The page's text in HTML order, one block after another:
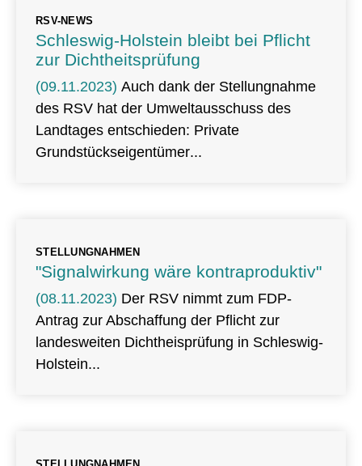
RSV-NEWS
Schleswig-Holstein bleibt bei Pflicht
zur Dichtheitsprüfung
(09.11.2023) Auch dank der Stellungnahme
des RSV hat der Umweltausschuss des
Landtages entschieden: Private
Grundstückseigentümer
STELLUNGNAHMEN
"Signalwirkung wäre kontraproduktiv"
(08.11.2023) Der RSV nimmt zum FDP-
Antrag zur Abschaffung der Pflicht zur
landesweiten Dichtheisprüfung in Schleswig-
Holstein